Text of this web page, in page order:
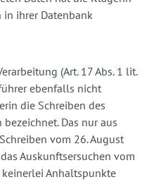
in ihrer Datenbank
(Art. 17 Abs. 1 lit.
ebenfalls nicht
die Schreiben des
Das nur aus
vom 26. August
Auskunftsersuchen vom
Anhaltspunkte